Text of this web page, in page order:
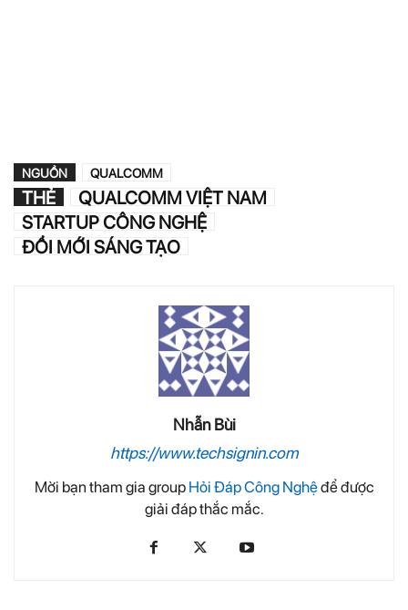
NGUỒN QUALCOMM
THẺ
QUALCOMM VIỆT NAM
STARTUP CÔNG NGHỆ
ĐỔI MỚI SÁNG TẠO
Nhẫn Bùi
https://www.techsignin.com
Mời bạn tham gia group Hỏi Đáp Công Nghệđể được
giải đáp thắc mắc.